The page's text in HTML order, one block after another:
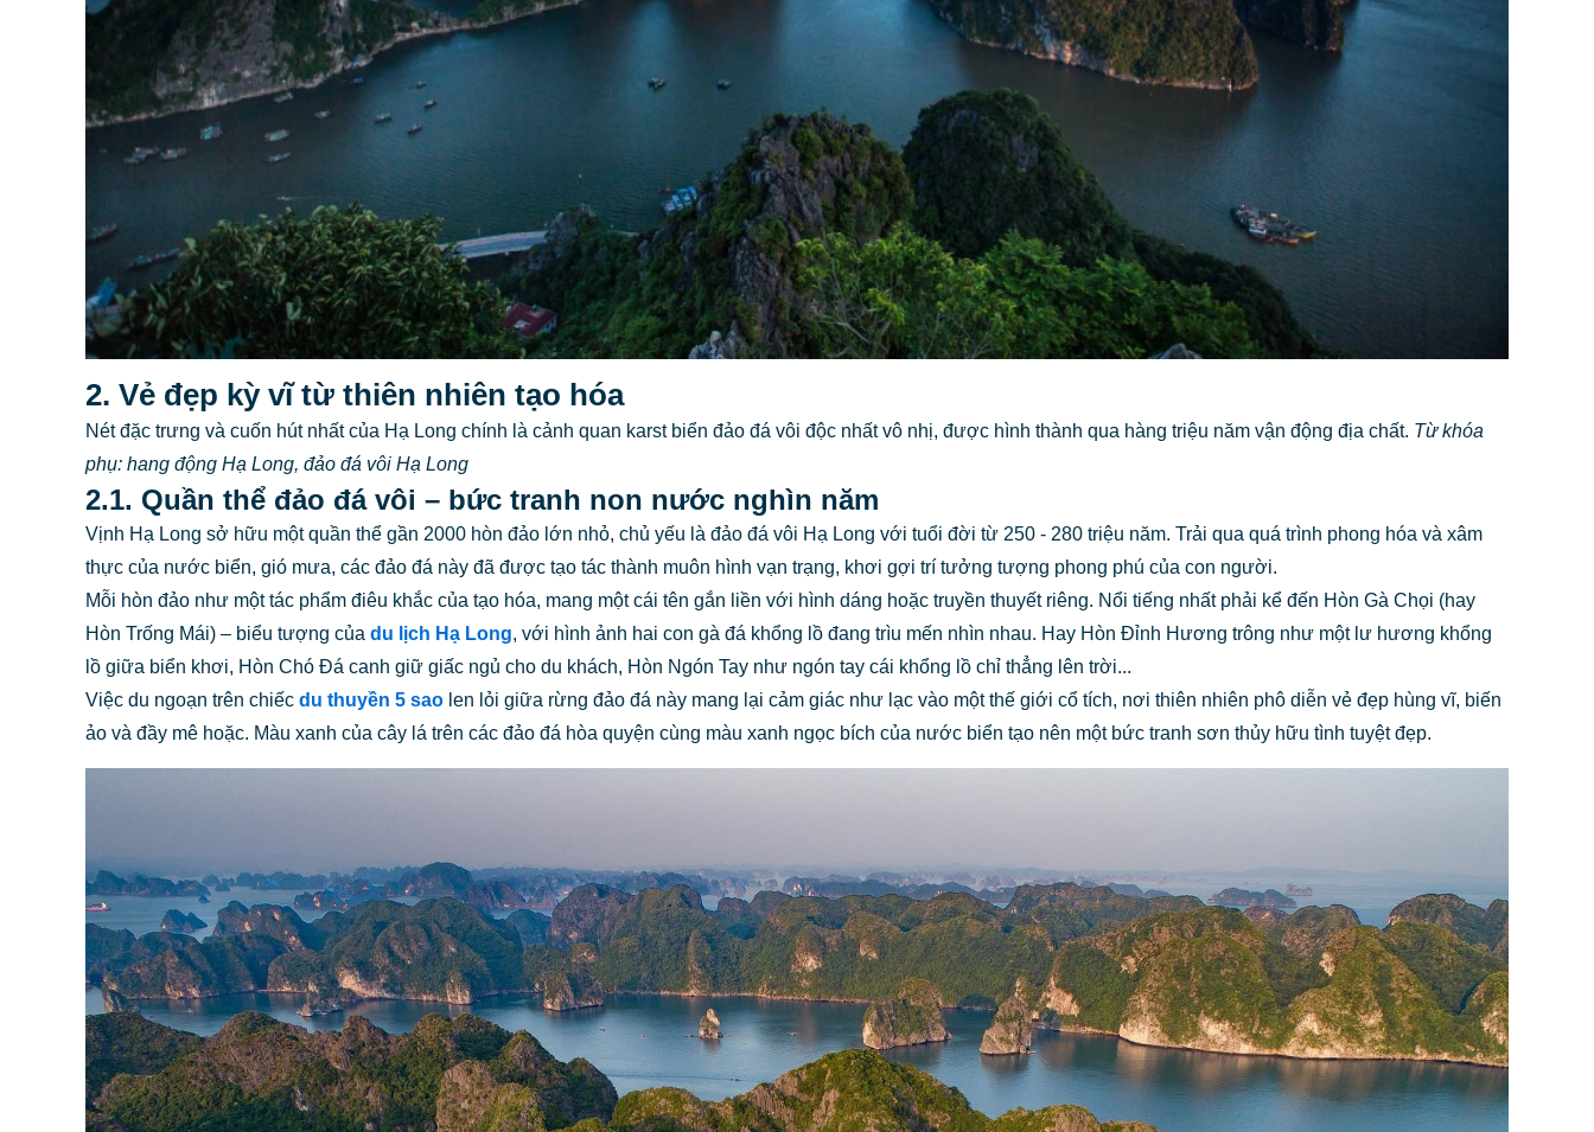
2. Vẻ đẹp kỳ vĩ từ thiên nhiên tạo hóa
Nét đặc trưng và cuốn hút nhất của Hạ Long chính là cảnh quan karst biển đảo đá vôi độc nhất vô nhị, được hình thành qua hàng triệu năm vận động địa chất. Từ khóa
phụ: hang động Hạ Long, đảo đá vôi Hạ Long
2.1. Quần thể đảo đá vôi – bức tranh non nước nghìn năm
Vịnh Hạ Long sở hữu một quần thể gần 2000 hòn đảo lớn nhỏ, chủ yếu là đảo đá vôi Hạ Long với tuổi đời từ 250 - 280 triệu năm. Trải qua quá trình phong hóa và xâm
thực của nước biển, gió mưa, các đảo đá này đã được tạo tác thành muôn hình vạn trạng, khơi gợi trí tưởng tượng phong phú của con người.
Mỗi hòn đảo như một tác phẩm điêu khắc của tạo hóa, mang một cái tên gắn liền với hình dáng hoặc truyền thuyết riêng. Nổi tiếng nhất phải kể đến Hòn Gà Chọi (hay
Hòn Trống Mái) – biểu tượng của du lịch Hạ Long, với hình ảnh hai con gà đá khổng lồ đang trìu mến nhìn nhau. Hay Hòn Đỉnh Hương trông như một lư hương khổng
lồ giữa biển khơi, Hòn Chó Đá canh giữ giấc ngủ cho du khách, Hòn Ngón Tay như ngón tay cái khổng lồ chỉ thẳng lên trời...
Việc du ngoạn trên chiếc du thuyền 5 sao len lỏi giữa rừng đảo đá này mang lại cảm giác như lạc vào một thế giới cổ tích, nơi thiên nhiên phô diễn vẻ đẹp hùng vĩ, biến
ảo và đầy mê hoặc. Màu xanh của cây lá trên các đảo đá hòa quyện cùng màu xanh ngọc bích của nước biển tạo nên một bức tranh sơn thủy hữu tình tuyệt đẹp.